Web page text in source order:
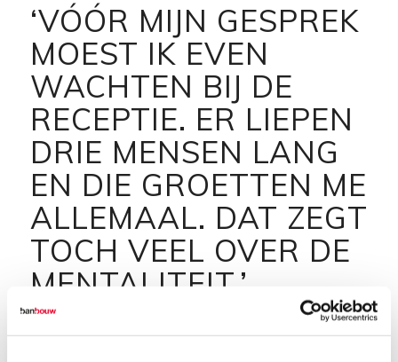
‘VÓÓR MIJN GESPREK
MOEST IK EVEN
WACHTEN BIJ DE
RECEPTIE. ER LIEPEN
DRIE MENSEN LANG
EN DIE GROETTEN ME
ALLEMAAL. DAT ZEGT
TOCH VEEL OVER DE
MENTALITEIT.’